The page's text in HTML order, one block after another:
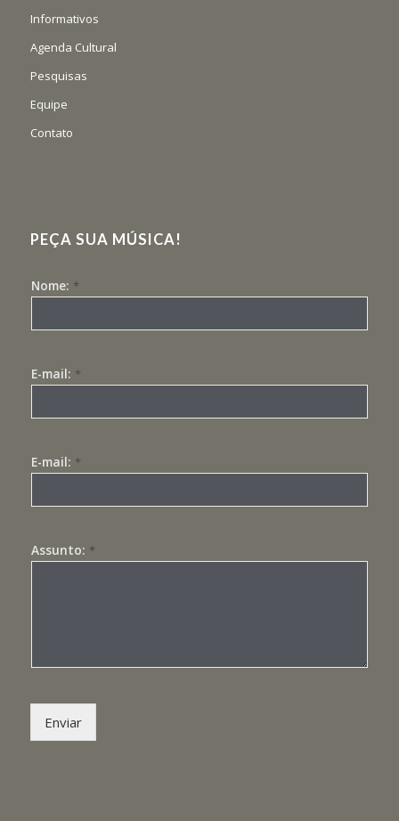
Informativos
Agenda Cultural
Pesquisas
Equipe
Contato
PEÇA SUA MÚSICA!
Nome: *
E-mail: *
E-mail: *
Assunto: *
Enviar